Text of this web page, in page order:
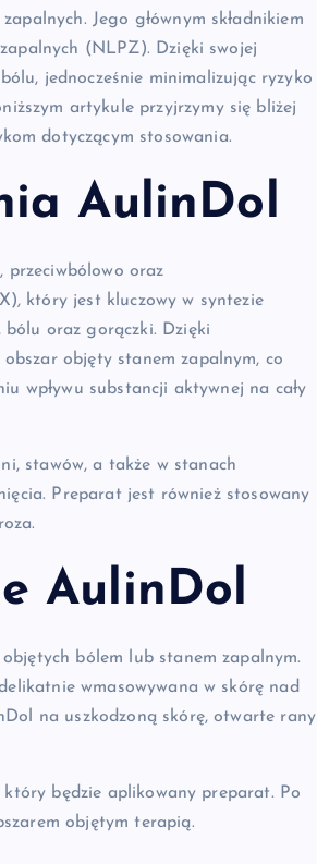
Jego głównym składnikiem
(NLPZ). Dzięki swojej
jednocześnie minimalizując ryzyko
artykule przyjrzymy się bliżej
dotyczącym stosowania.
AulinDol
przeciwbólowo oraz
który jest kluczowy w syntezie
oraz gorączki. Dzięki
objęty stanem zapalnym, co
wpływu substancji aktywnej na cały
stawów, a także w stanach
Preparat jest również stosowany
AulinDol
bólem lub stanem zapalnym.
wmasowywana w skórę nad
na uszkodzoną skórę, otwarte rany
który będzie aplikowany preparat. Po
objętym terapią.